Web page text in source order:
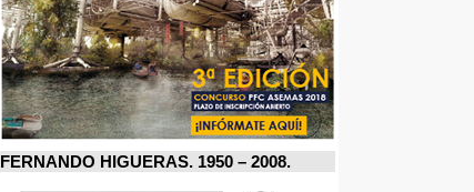
FERNANDO HIGUERAS. 1950 – 2008.